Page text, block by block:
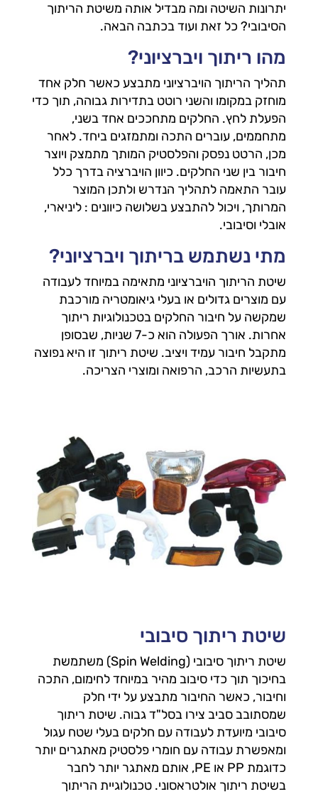
יתרונות השיטה ומה מבדיל אותה משיטת הריתוך
הסיבובי? כל זאת ועוד בכתבה הבאה.
מהו ריתוך ויברציוני?
תהליך הריתוך הויברציוני מתבצע כאשר חלק אחד
מוחזק במקומו והשני רוטט בתדירות גבוהה, תוך כדי
הפעלת לחץ. החלקים מתחככים אחד בשני,
מתחממים, עוברים התכה ומתמזגים ביחד. לאחר
מכן, הרטט נפסק והפלסטיק המותך מתמצק ויוצר
חיבור בין שני החלקים. כיוון הויברציה בדרך כלל
עובר התאמה לתהליך הנדרש ולתכן המוצר
המרותך, ויכול להתבצע בשלושה כיוונים : ליניארי,
אובלי וסיבובי.
מתי נשתמש בריתוך ויברציוני?
שיטת הריתוך הויברציוני מתאימה במיוחד לעבודה
עם מוצרים גדולים או בעלי גיאומטריה מורכבת
שמקשה על חיבור החלקים בטכנולוגיות ריתוך
אחרות. אורך הפעולה הוא כ-7 שניות, שבסופן
מתקבל חיבור עמיד ויציב. שיטת ריתוך זו היא נפוצה
בתעשיות הרכב, הרפואה ומוצרי הצריכה.
שיטת ריתוך סיבובי
שיטת ריתוך סיבובי (Spin Welding) משתמשת
בחיכוך תוך כדי סיבוב מהיר במיוחד לחימום, התכה
וחיבור, כאשר החיבור מתבצע על ידי חלק
שמסתובב סביב צירו בסל"ד גבוה. שיטת ריתוך
סיבובי מיועדת לעבודה עם חלקים בעלי שטח עגול
ומאפשרת עבודה עם חומרי פלסטיק מאתגרים יותר
כדוגמת PP או PE, אותם מאתגר יותר לחבר
בשיטת ריתוך אולטראסוני. טכנולוגיית הריתוך